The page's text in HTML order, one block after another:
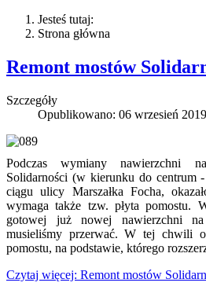
Jesteś tutaj:
Strona główna
Remont mostów
Szczegóły
Opublikowano: 06 wrzesień 2019
Podczas wymiany nawierzchni
Solidarności (w kierunku do centrum
ciągu ulicy Marszałka Focha,
wymaga także tzw. płyta pomostu.
gotowej już nowej nawierzchni na
musieliśmy przerwać. W tej chwili
pomostu, na podstawie, którego
Czytaj więcej: Remont mostów